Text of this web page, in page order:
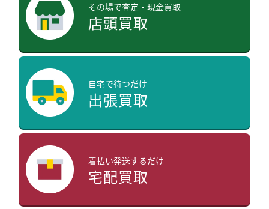
その場で査定・現金買取
店頭買取
自宅で待つだけ
出張買取
着払い発送するだけ
宅配買取